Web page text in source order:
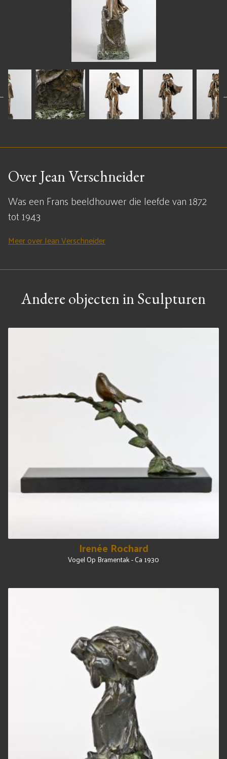
Over Jean Verschneider
Was een Frans beeldhouwer die leefde van 1872
tot 1943
Meer over Jean Verschneider
Andere objecten in Sculpturen
Irenée Rochard
Vogel Op Bramentak - Ca 1930